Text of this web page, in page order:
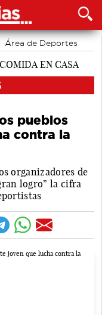
Área de Deportes
pueblos
contra la
organizadores de
logro” la cifra